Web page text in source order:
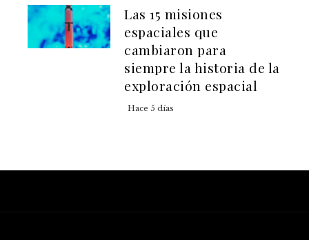
Las 15 misiones
espaciales que
cambiaron para
siempre la historia de la
exploración espacial
Hace 5 días